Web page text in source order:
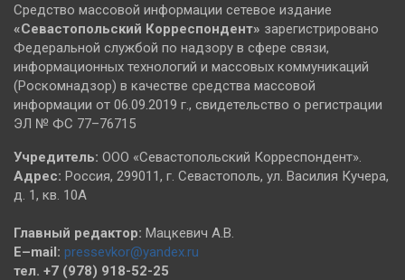
Средство массовой информации сетевое издание
«Севастопольский Корреспондент» зарегистрировано
Федеральной службой по надзору в сфере связи,
информационных технологий и массовых коммуникаций
(Роскомнадзор) в качестве средства массовой
информации от 06.09.2019 г., свидетельство о регистрации
ЭЛ № ФС 77–76715
Учредитель: ООО «Севастопольский Корреспондент».
Адрес: Россия, 299011, г. Севастополь, ул. Василия Кучера,
д. 1, кв. 10А
Главный редактор: Мацкевич А.В.
E–mail: pressevkor@yandex.ru
тел. +7 (978) 918-52-25